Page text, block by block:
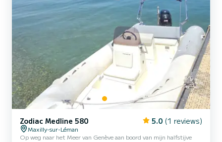
Zodiac Medline 580 5.0 (1 reviews)
Maxilly-sur-Léman
Op weg naar het Meer van Genève aan boord van mijn halfstijve